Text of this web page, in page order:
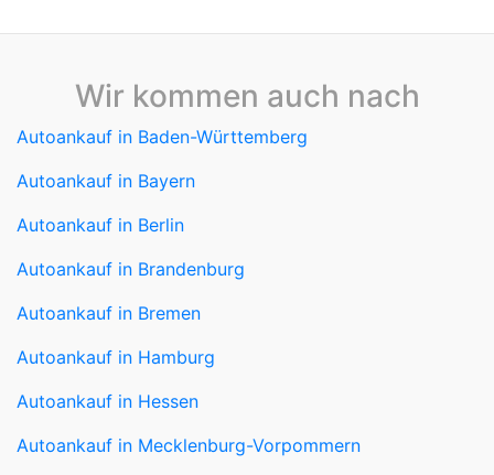
Autoankauf in Baden-Württemberg
Autoankauf in Berlin
Autoankauf in Niedersachsen